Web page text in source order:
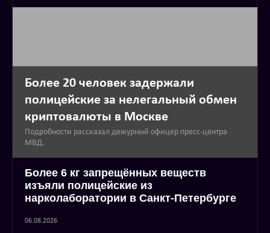
Более 20 человек задержали
полицейские за нелегальный обмен
криптовалюты в Москве
Подробности рассказал дежурный офицер пресс-центра
МВД.
Более 6 кг запрещённых веществ
изъяли полицейские из
нарколаборатории в Санкт-Петербурге
06.08.2026